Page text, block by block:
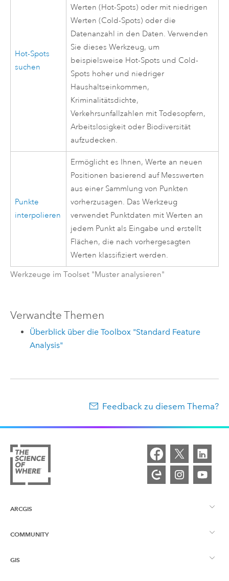
Hot-Spots
suchen
Werten (Hot-Spots) oder mit niedrigen
Werten (Cold-Spots) oder die
Datenanzahl in den Daten. Verwenden
Sie dieses Werkzeug, um
beispielsweise Hot-Spots und Cold-
Spots hoher und niedriger
Haushaltseinkommen,
Kriminalitätsdichte,
Verkehrsunfallzahlen mit Todesopfern,
Arbeitslosigkeit oder Biodiversität
aufzudecken.
Punkte
interpolieren
Ermöglicht es Ihnen, Werte an neuen
Positionen basierend auf Messwerten
aus einer Sammlung von Punkten
vorherzusagen. Das Werkzeug
verwendet Punktdaten mit Werten an
jedem Punkt als Eingabe und erstellt
Flächen, die nach vorhergesagten
Werten klassifiziert werden.
Werkzeuge im Toolset "Muster analysieren"
Verwandte Themen
Überblick über die Toolbox "Standard Feature
Analysis"
Feedback zu diesem Thema?
ARCGIS
ArcGIS – Überblick
COMMUNITY
Esri Community
GIS